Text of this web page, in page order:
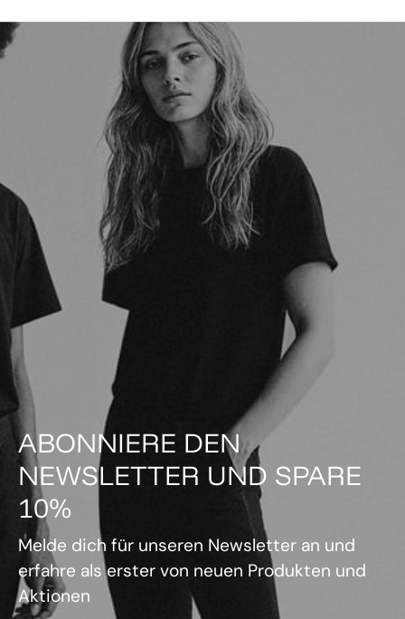
ABONNIERE DEN
NEWSLETTER UND SPARE
10%
Melde dich für unseren Newsletter an und
erfahre als erster von neuen Produkten und
Aktionen